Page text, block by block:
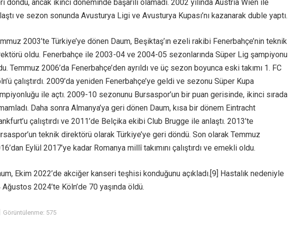
döndü, ancak ikinci döneminde başarılı olamadı. 2002 yılında Austria Wien ile
ve sezon sonunda Avusturya Ligi ve Avusturya Kupası’nı kazanarak duble yaptı.
2003’te Türkiye’ye dönen Daum, Beşiktaş’ın ezeli rakibi Fenerbahçe’nin teknik
oldu. Fenerbahçe ile 2003-04 ve 2004-05 sezonlarında Süper Lig şampiyonu
Temmuz 2006’da Fenerbahçe’den ayrıldı ve üç sezon boyunca eski takımı 1. FC
çalıştırdı. 2009’da yeniden Fenerbahçe’ye geldi ve sezonu Süper Kupa
ile açtı. 2009-10 sezonunu Bursaspor’un bir puan gerisinde, ikinci sırada
Daha sonra Almanya’ya geri dönen Daum, kısa bir dönem Eintracht
çalıştırdı ve 2011’de Belçika ekibi Club Brugge ile anlaştı. 2013’te
teknik direktörü olarak Türkiye’ye geri döndü. Son olarak Temmuz
Eylül 2017’ye kadar Romanya millî takımını çalıştırdı ve emekli oldu.
Ekim 2022’de akciğer kanseri teşhisi konduğunu açıkladı.[9] Hastalık nedeniyle
Ağustos 2024’te Köln’de 70 yaşında öldü.
Görüntülenme: 575